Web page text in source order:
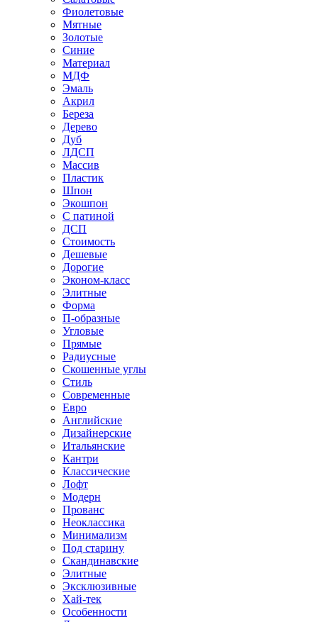
Фиолетовые
Мятные
Золотые
Синие
Материал
МДФ
Эмаль
Акрил
Береза
Дерево
Дуб
ЛДСП
Массив
Пластик
Шпон
Экошпон
С патиной
ДСП
Стоимость
Дешевые
Дорогие
Эконом-класс
Элитные
Форма
П-образные
Угловые
Прямые
Радиусные
Скошенные углы
Стиль
Современные
Евро
Английские
Дизайнерские
Итальянские
Кантри
Классические
Лофт
Модерн
Прованс
Неоклассика
Минимализм
Под старину
Скандинавские
Элитные
Эксклюзивные
Хай-тек
Особенности